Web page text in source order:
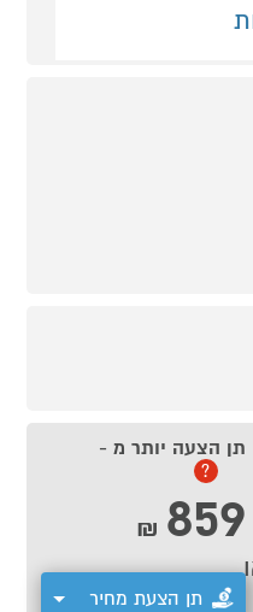
תן הצעה יותר מ -
?
859
₪
תן הצעת מחיר